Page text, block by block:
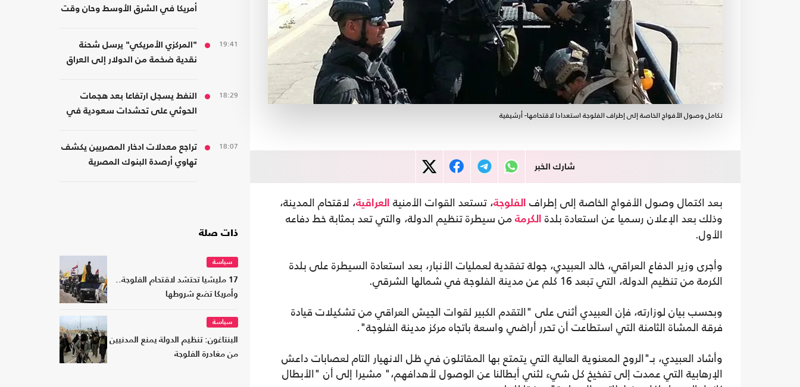
تكامل وصول الأفواج الخاصة إلى إطراف الفلوجة استعدادا لاقتحامها- أرشيفية
شارك الخبر
بعد اكتمال وصول الأفواج الخاصة إلى إطراف الفلوجة، تستعد القوات الأمنية العراقية، لاقتحام المدينة،
وذلك بعد الإعلان رسميا عن استعادة بلدة
الكرمة من سيطرة تنظيم الدولة، والتي تعد بمثابة خط دفاعه
الأول.
وأجرى وزير الدفاع العراقي، خالد العبيدي، جولة تفقدية لعمليات الأنبار، بعد استعادة السيطرة على بلدة
الكرمة من تنظيم الدولة، التي تبعد 16 كلم عن مدينة الفلوجة في شمالها الشرقي.
وبحسب بيان لوزارته، فإن العبيدي أثنى على "التقدم الكبير لقوات الجيش العراقي من تشكيلات قيادة
فرقة المشاة الثامنة التي استطاعت أن تحرر أراضي واسعة باتجاه مركز مدينة الفلوجة".
وأشاد العبيدي، بـ"الروح المعنوية العالية التي يتمتع بها المقاتلون في ظل الانهيار التام لعصابات داعش
الإرهابية التي عمدت إلى تفخيخ كل شيء لثني أبطالنا عن الوصول لأهدافهم،" مشيرا إلى أن "الأبطال
أمريكا في الشرق الأوسط وحان وقت
19:41
"المركزي الأمريكي" يرسل شحنة
نقدية ضخمة من الدولار إلى العراق
18:29
النفط يسجل ارتفاعا بعد هجمات
الحوثي على تحشدات سعودية في
18:07
تراجع معدلات ادخار المصريين يكشف
تهاوي أرصدة البنوك المصرية
ذات صلة
سياسة
17 مليشيا تحتشد لاقتحام الفلوجة..
وأمريكا تضع شروطها
سياسة
البنتاغون: تنظيم الدولة يمنع المدنيين
من مغادرة الفلوجة